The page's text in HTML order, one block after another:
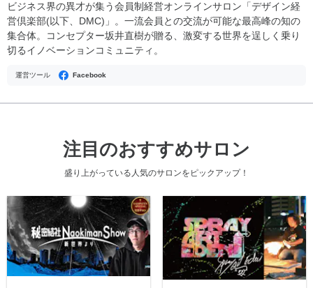
ビジネス界の異才が集う会員制経営オンラインサロン「デザイン経
営倶楽部(以下、DMC)」。一流会員との交流が可能な最高峰の知の
集合体。コンセプター坂井直樹が贈る、激変する世界を逞しく乗り
切るイノベーションコミュニティ。
運営ツール Facebook
注目のおすすめサロン
盛り上がっている人気のサロンをピックアップ！